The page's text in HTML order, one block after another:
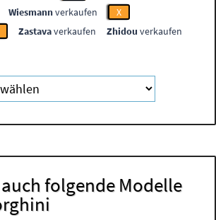
Wiesmannverkaufen
X
Zastavaverkaufen Zhidou verkaufen
folgende Modelle